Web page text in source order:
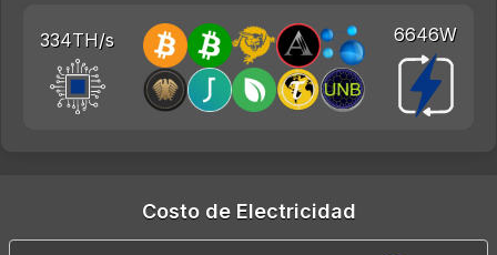
334TH/s 6646W
Costo de Electricidad